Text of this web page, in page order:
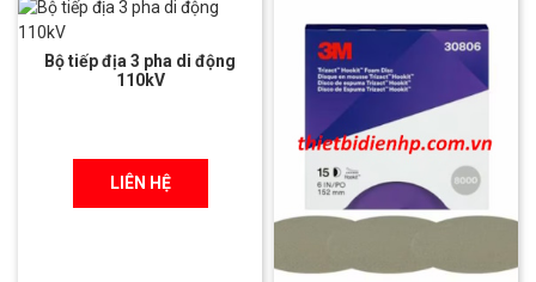
Bộ tiếp địa 3 pha di động
110kV
LIÊN HỆ